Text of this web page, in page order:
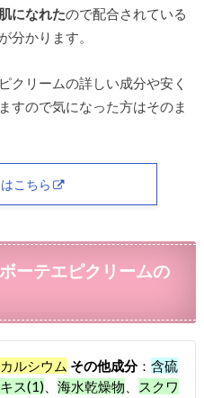
になれたので配合されている
分かります。
クリームの詳しい成分や安く
すので気になった方はそのま
こちら
ーテエピクリームの
ルシウム その他成分：含硫
ス(1) 、海水乾燥物
スクワ